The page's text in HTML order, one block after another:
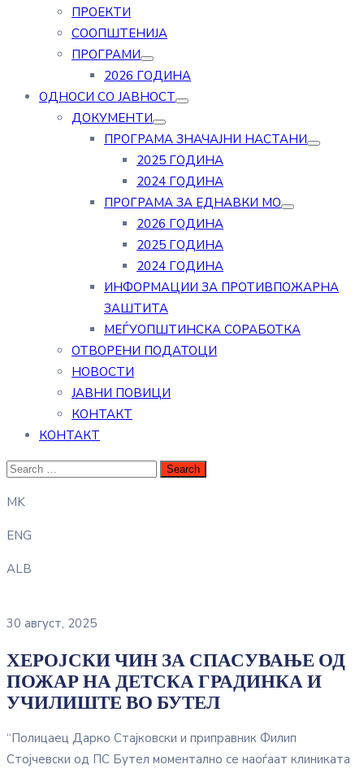
ПРОЕКТИ
СООПШТЕНИЈА
ПРОГРАМИ
2026 ГОДИНА
ОДНОСИ СО ЈАВНОСТ
ДОКУМЕНТИ
ПРОГРАМА ЗНАЧАЈНИ НАСТАНИ
2025 ГОДИНА
2024 ГОДИНА
ПРОГРАМА ЗА ЕДНАВКИ МО
2026 ГОДИНА
2025 ГОДИНА
2024 ГОДИНА
ИНФОРМАЦИИ ЗА ПРОТИВПОЖАРНА
ЗАШТИТА
МЕЃУОПШТИНСКА СОРАБОТКА
ОТВОРЕНИ ПОДАТОЦИ
НОВОСТИ
ЈАВНИ ПОВИЦИ
КОНТАКТ
КОНТАКТ
MK
ENG
ALB
30 август, 2025
ХЕРОЈСКИ ЧИН ЗА СПАСУВАЊЕ ОД
ПОЖАР НА ДЕТСКА ГРАДИНКА И
УЧИЛИШТЕ ВО БУТЕЛ
“Полицаец Дарко Стајковски и приправник Филип
Стојчевски од ПС Бутел моментално се наоѓаат клиниката